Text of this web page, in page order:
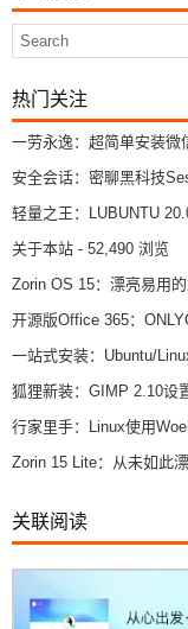
热门关注
一劳永逸：超简单安装微
安全会话：密聊黑科技
轻量之王：LUBUNTU
关于本站 - 52,490 浏览
Zorin OS 15：漂亮易用
开源版Office 365：
一站式安装：Ubuntu/
狐狸新装：GIMP 2.10设
行家里手：Linux使用
Zorin 15 Lite：从未如此
关联阅读